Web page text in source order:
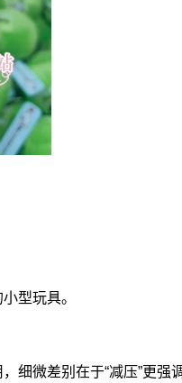
型玩具。
微差别在于“减压”更强